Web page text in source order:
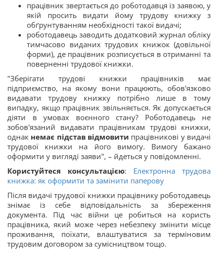
працівник звертається до роботодавця із заявою, у
якій просить видати йому трудову книжку з
обґрунтуванням необхідності такої видачі;
роботодавець заводить додатковий журнал обліку
тимчасово виданих трудових книжок (довільної
форми), де працівник розписується в отриманні та
поверненні трудової книжки.
"Зберігати трудові книжки працівників має
підприємство, на якому вони працюють, обов'язково
видавати трудову книжку потрібно лише в тому
випадку, якщо працівник звільняється. Як допускається
діяти в умовах воєнного стану? Роботодавець не
зобов'язаний видавати працівникам трудові книжки,
однак немає підстав відмовити працівникові у видачі
трудової книжки на його вимогу. Вимогу бажано
оформити у вигляді заяви", – йдеться у повідомленні.
Користуйтеся консультацією: Електронна трудова
книжка: як оформити та замінити паперову
Після видачі трудової книжки працівнику роботодавець
знімає із себе відповідальність за збереження
документа. Під час війни це робиться на користь
працівника, який може через небезпеку змінити місце
проживання, поїхати, влаштуватися за терміновим
трудовим договором за сумісництвом тощо.